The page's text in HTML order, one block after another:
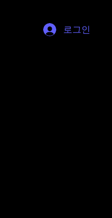
로그인